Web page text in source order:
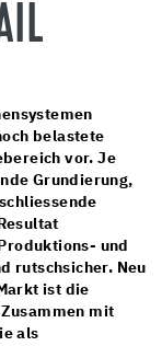
belastete
vor. Je
Grundierung,
und
rutschsicher. Neu
ist die
mit
als